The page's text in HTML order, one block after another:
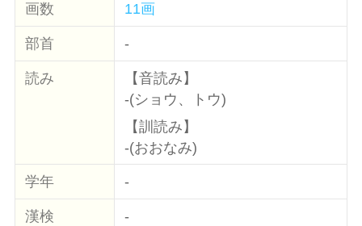
画数 11画
部首 -
読み
【音読み】
-(ショウ、トウ)
【訓読み】
-(おおなみ)
学年 -
漢検 -